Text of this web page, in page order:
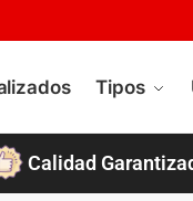
Tipos
Calidad